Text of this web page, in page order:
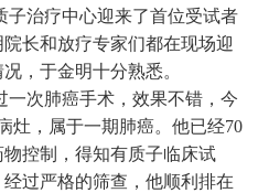
子治疗中心迎来了首位受试者
长和放疗专家们都在现场迎
，于金明十分熟悉。
一次肺癌手术，效果不错，今
灶，属于一期肺癌。他已经70
控制，得知有质子临床试
过严格的筛查，他顺利排在